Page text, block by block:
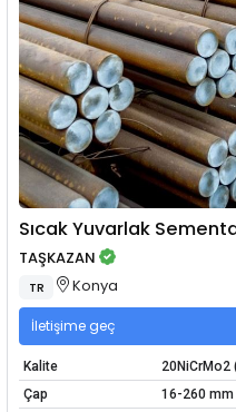
Sıcak Yuvarlak
TAŞKAZAN
TR Konya
İletişime geç
Kalite
20NiCrMo2
Çap
16-260 mm